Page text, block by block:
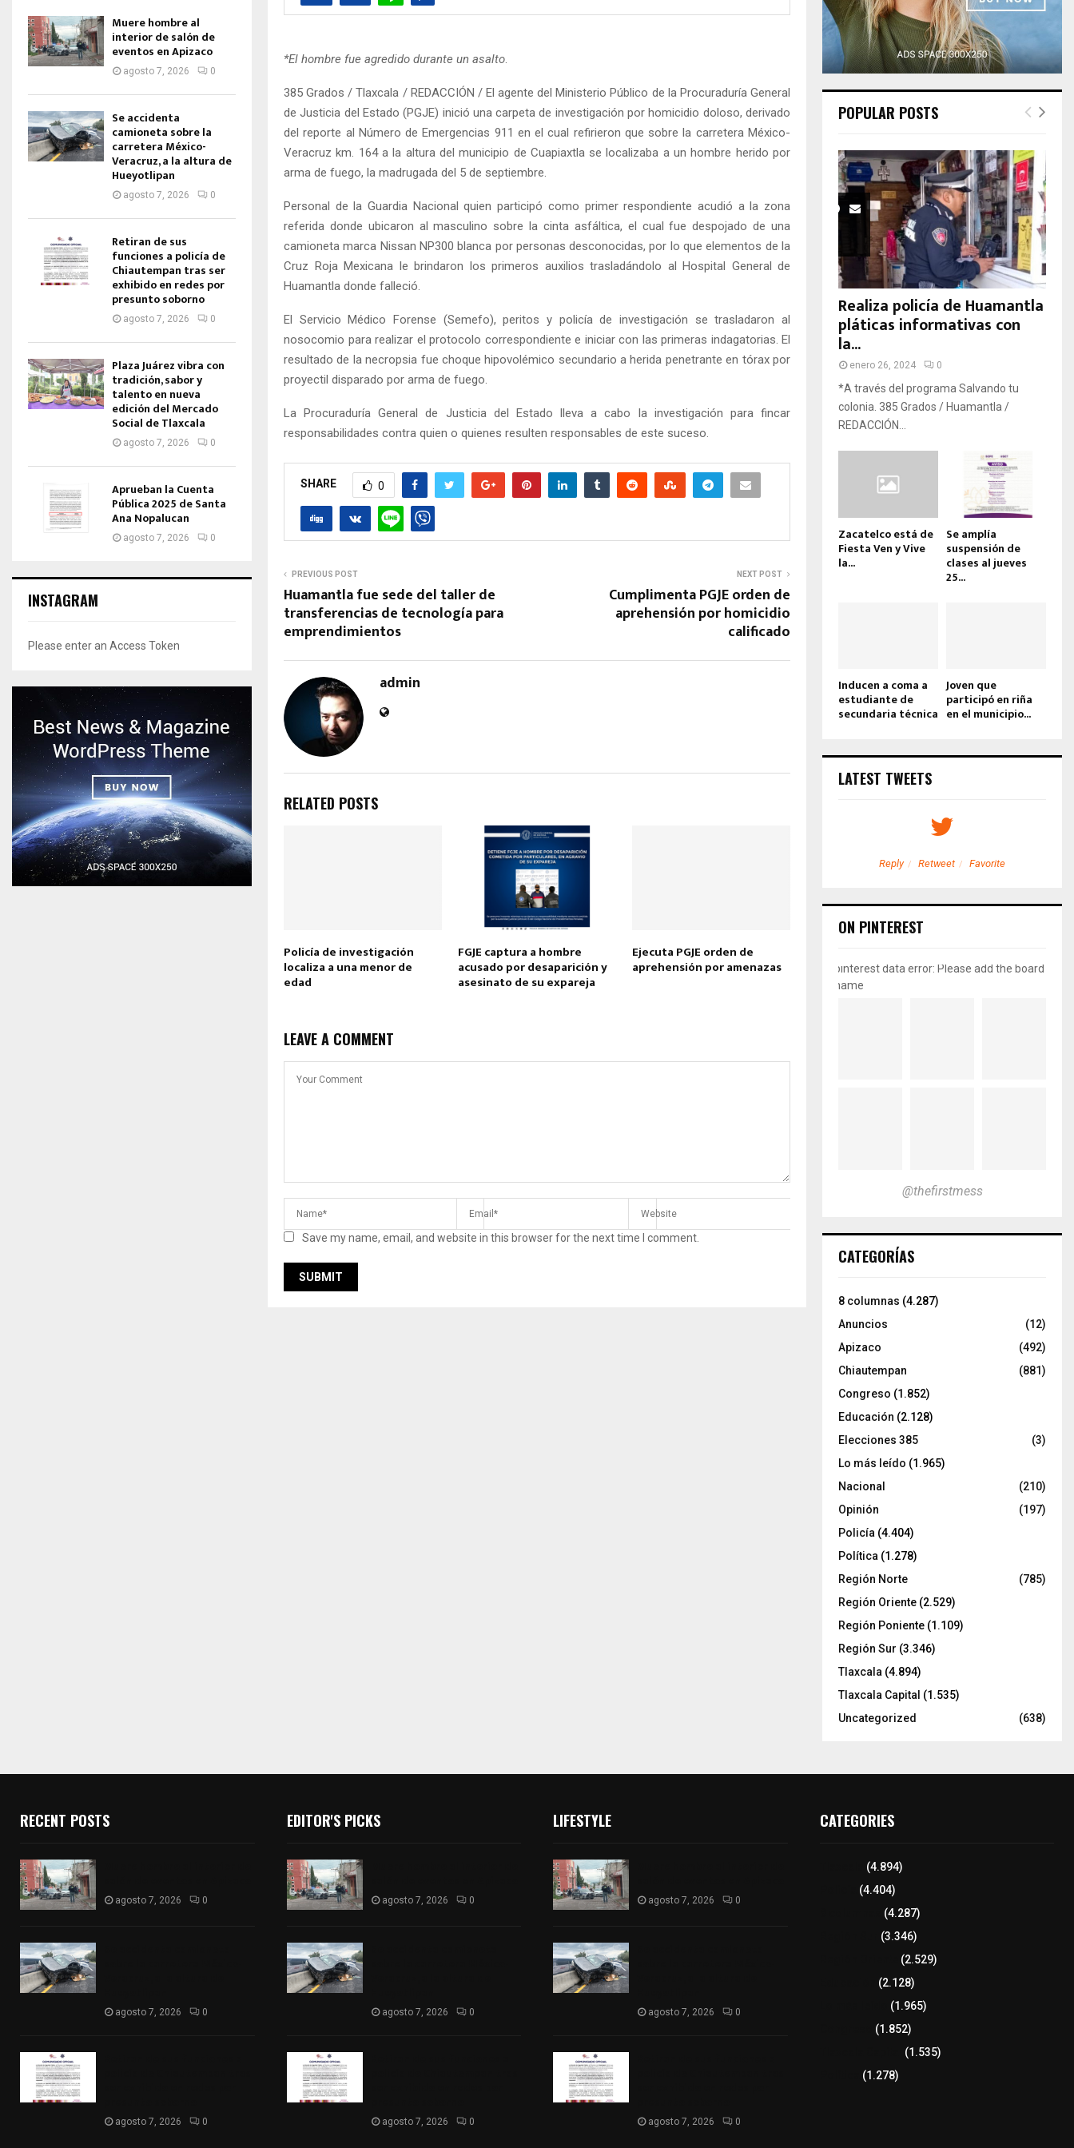
*El hombre fue agredido durante un asalto
385 Grados / Tlaxcala / REDACCIÓN / El agente del Ministerio Público de la Procuraduría General
de Justicia del Estado (PGJE) inició una carpeta de investigación por homicidio doloso, derivado
del reporte al Número de Emergencias 911 en el cual refirieron que sobre la carretera México-
Veracruz km. 164 a la altura del municipio de Cuapiaxtla se localizaba a un hombre herido por
arma de fuego, la madrugada del 5 de septiembre.
Personal de la Guardia Nacional quien participó como primer respondiente acudió a la zona
referida donde ubicaron al masculino sobre la cinta asfáltica, el cual fue despojado de una
camioneta marca Nissan NP300 blanca por personas desconocidas, por lo que elementos de la
Cruz Roja Mexicana le brindaron los primeros auxilios trasladándolo al Hospital General de
Huamantla donde falleció.
El Servicio Médico Forense (Semefo), peritos y policía de investigación se trasladaron al
nosocomio para realizar el protocolo correspondiente e iniciar con las primeras indagatorias. El
resultado de la necropsia fue choque hipovolémico secundario a herida penetrante en tórax por
proyectil disparado por arma de fuego.
La Procuraduría General de Justicia del Estado lleva a cabo la investigación para fincar
responsabilidades contra quien o quienes resulten responsables de este suceso.
SHARE 0
PREVIOUS POST
Huamantla fue sede del taller de
transferencias de tecnología para
emprendimientos
NEXT POST
Cumplimenta PGJE orden de
aprehensión por homicidio
calificado
admin
RELATED POSTS
Policía de investigación
localiza a una menor de
edad
FGJE captura a hombre
acusado por desaparición y
asesinato de su expareja
Ejecuta PGJE orden de
aprehensión por amenazas
LEAVE A COMMENT
Save my name, email, and website in this browser for the next time I comment.
Muere hombre al
interior de salón de
eventos en Apizaco
agosto 7, 2026 0
Se accidenta
camioneta sobre la
carretera México-
Veracruz, a la altura de
Hueyotlipan
agosto 7, 2026 0
Retiran de sus
funciones a policía de
Chiautempan tras ser
exhibido en redes por
presunto soborno
agosto 7, 2026 0
Plaza Juárez vibra con
tradición, sabor y
talento en nueva
edición del Mercado
Social de Tlaxcala
agosto 7, 2026 0
Aprueban la Cuenta
Pública 2025 de Santa
Ana Nopalucan
agosto 7, 2026 0
INSTAGRAM
Please enter an Access Token
POPULAR POSTS
Realiza policía de Huamantla
pláticas informativas con
la...
enero 26, 2024 0
*A través del programa Salvando tu
colonia. 385 Grados / Huamantla /
REDACCIÓN...
Zacatelco está de
Fiesta Ven y Vive
la...
Se amplía
suspensión de
clases al jueves
25...
Inducen a coma a
estudiante de
secundaria técnica
Joven que
participó en riña
en el municipio...
LATEST TWEETS
Retweet Favorite Reply Retweet Favorite
ON PINTEREST
pinterest data error: Please add the board
name
@thefirstmess
CATEGORÍAS
8 columnas (4.287)
Anuncios
(12)
Apizaco
(492)
Chiautempan
(881)
Congreso (1.852)
Educación (2.128)
Elecciones 385
(3)
Lo más leído (1.965)
Nacional
(210)
Opinión
(197)
Policía (4.404)
Política (1.278)
Región Norte
(785)
Región Oriente (2.529)
Región Poniente (1.109)
Región Sur (3.346)
Tlaxcala (4.894)
Tlaxcala Capital (1.535)
Uncategorized
(638)
RECENT POSTS
agosto 7, 2026 0
agosto 7, 2026 0
agosto 7, 2026 0
EDITOR'S PICKS
agosto 7, 2026 0
agosto 7, 2026 0
agosto 7, 2026 0
LIFESTYLE
agosto 7, 2026 0
agosto 7, 2026 0
agosto 7, 2026 0
CATEGORIES
(4.894)
(4.404)
(4.287)
(3.346)
(2.529)
(2.128)
(1.965)
(1.852)
(1.535)
(1.278)